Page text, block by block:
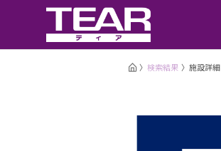
検索結果 施設詳細